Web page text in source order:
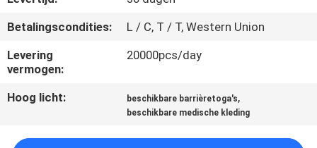
VERZOEK
OM EEN
CITAAT
Betalingscondities:
L / C, T / T, Western Union
Levering
vermogen:
20000pcs/day
Hoog licht: beschikbare barrièretoga's,
beschikbare medische kleding